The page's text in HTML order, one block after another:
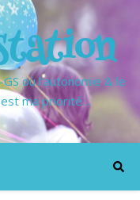
où l'autonomie & le
ma priorité…